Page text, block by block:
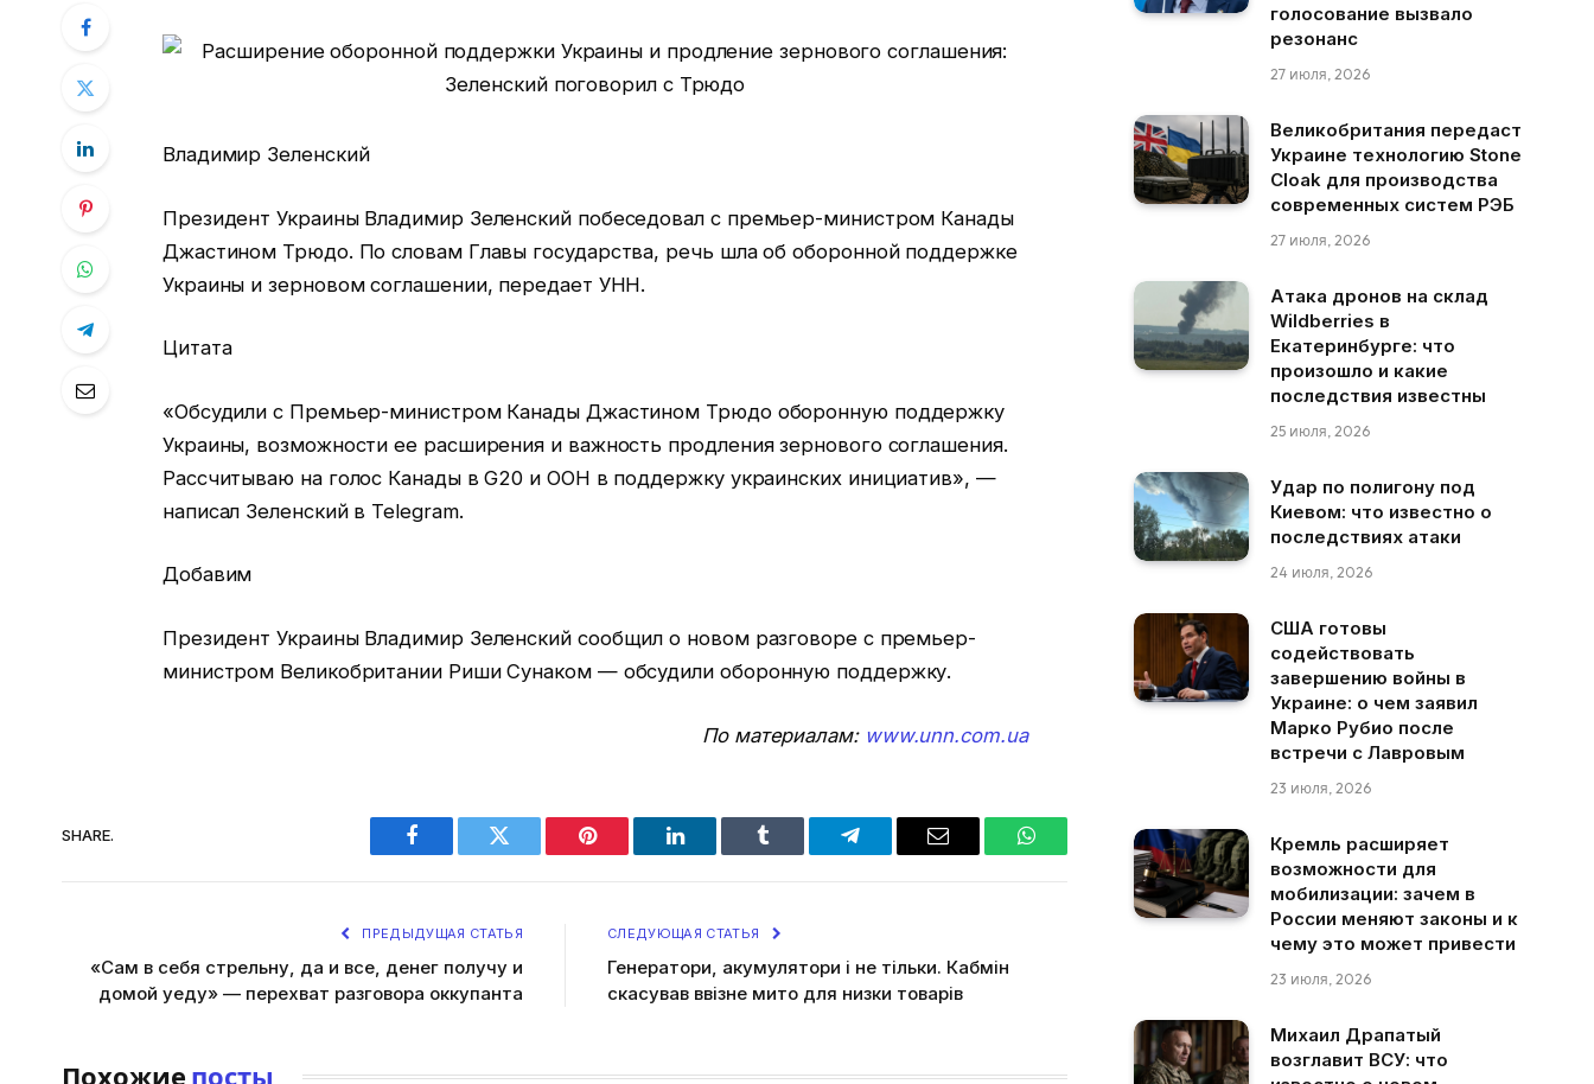
Владимир Зеленский
Президент Украины Владимир Зеленский побеседовал с премьер-министром Канады
Джастином Трюдо. По словам Главы государства, речь шла об оборонной поддержке
Украины и зерновом соглашении, передает УНН.
Цитата
«Обсудили с Премьер-министром Канады Джастином Трюдо оборонную поддержку
Украины, возможности ее расширения и важность продления зернового соглашения.
Рассчитываю на голос Канады в G20 и ООН в поддержку украинских инициатив», —
написал Зеленский в Telegram.
Добавим
Президент Украины Владимир Зеленский сообщил о новом разговоре с премьер-
министром Великобритании Риши Сунаком — обсудили оборонную поддержку.
По материалам: www.unn.com.ua
SHARE.
Facebook Twitter Pinterest LinkedIn Tumblr Telegram Email WhatsApp
ПРЕДЫДУЩАЯ СТАТЬЯ
«Сам в себя стрельну, да и все, денег получу и
домой уеду» — перехват разговора оккупанта
СЛЕДУЮЩАЯ СТАТЬЯ
Генератори, акумулятори і не тільки. Кабмін
скасував ввізне мито для низки товарів
Похожие посты
голосование вызвало
резонанс
27 июля, 2026
Великобритания передаст
Украине технологию Stone
Cloak для производства
современных систем РЭБ
27 июля, 2026
Атака дронов на склад
Wildberries в
Екатеринбурге: что
произошло и какие
последствия известны
25 июля, 2026
Удар по полигону под
Киевом: что известно о
последствиях атаки
24 июля, 2026
США готовы
содействовать
завершению войны в
Украине: о чем заявил
Марко Рубио после
встречи с Лавровым
23 июля, 2026
Кремль расширяет
возможности для
мобилизации: зачем в
России меняют законы и к
чему это может привести
23 июля, 2026
Михаил Драпатый
возглавит ВСУ: что